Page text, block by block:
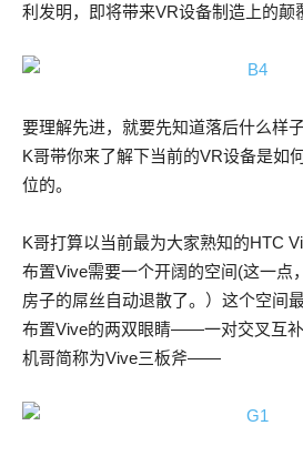
利发明，即将带来VR设备制造上的颠
要理解先进，就要先知道落后什么样
K哥带你来了解下当前的VR设备是如
位的。
K哥打算以当前最为大家熟知的HTC
布置Vive需要一个开阔的空间(这一点
房子的屌丝自动退散了。）这个空间
布置Vive的两双眼睛——一对交叉互
机哥简称为Vive三板斧——